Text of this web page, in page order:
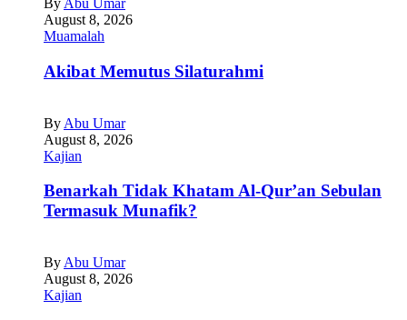
By Abu Umar
August 8, 2026
Muamalah
Akibat Memutus Silaturahmi
By Abu Umar
August 8, 2026
Kajian
Benarkah Tidak Khatam Al-Qur’an Sebulan
Termasuk Munafik?
By Abu Umar
August 8, 2026
Kajian